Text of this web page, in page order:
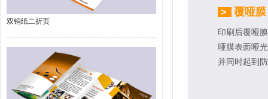
双铜纸二折页
> 覆哑膜
印刷后覆哑
哑膜表面哑
并同时起到